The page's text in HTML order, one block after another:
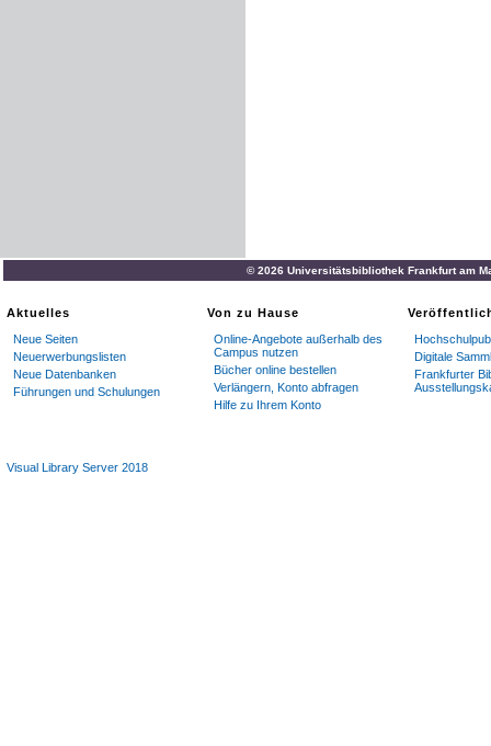
© 2026 Universitätsbibliothek Frankfurt am
Aktuelles
Neue Seiten
Neuerwerbungslisten
Neue Datenbanken
Führungen und Schulungen
Von zu Hause
Online-Angebote außerhalb des
Campus nutzen
Bücher online bestellen
Verlängern, Konto abfragen
Hilfe zu Ihrem Konto
Digitale
Frankfurter
Visual Library Server 2018